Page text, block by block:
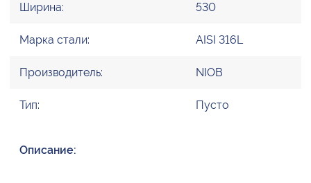
Ширина: 530
Марка стали: AISI 316L
Производитель: NIOB
Тип: Пусто
Описание: